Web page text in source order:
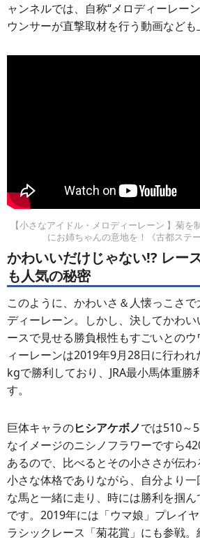
ャンネルでは、自称“メロディーレー
ウンサーが直撃取材を行う動画なども
【小さなアイドル・メロディーレーン 】菊を
にお姉ちゃんの意地を！《古都ステ
かわいいだけじゃない!? レー
も人気の秘密
このように、かわいさ＆人懐っこさ
ディーレーン。しかし、決してかわ
ースで見せる勝負根性もすごいとの
ィーレーンは2019年9月28日に行わ
kgで勝利しており、JRA最小馬体重勝
す。
巨体キャラのヒシアケボノでは510～
なイメージのニシノフラワーですら
あるので、比べるとその小ささが伝
小さな体格でありながら、自分より
な馬と一緒に走り、時には勝利を掴
です。2019年には「ウマ娘」プレイ
ラシックレース「菊花賞」にも参戦